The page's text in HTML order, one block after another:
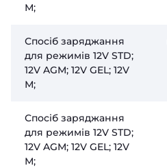
М;
Спосіб заряджання
для режимів 12V STD;
12V AGM; 12V GEL; 12V
М;
Спосіб заряджання
для режимів 12V STD;
12V AGM; 12V GEL; 12V
М;